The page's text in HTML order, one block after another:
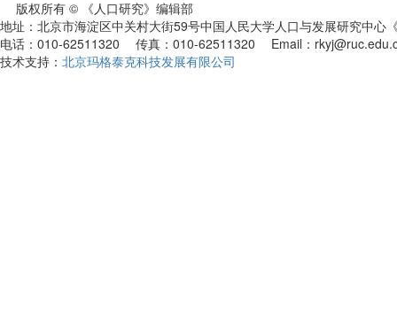
版权所有 © 《人口研究》编辑部
地址：北京市海淀区中关村大街59号中国人民大学人口与发展研究中
电话：010-62511320 传真：010-62511320 Email：
技术支持： 北京玛格泰克科技发展有限公司